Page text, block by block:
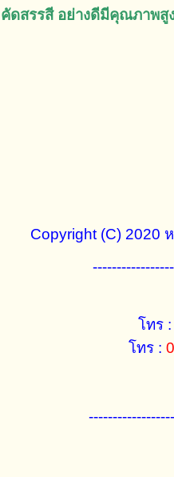
คัดสรรสี อย่างดีมีคุณภาพสู
Copyright (C) 2020
โทร :
โทร :